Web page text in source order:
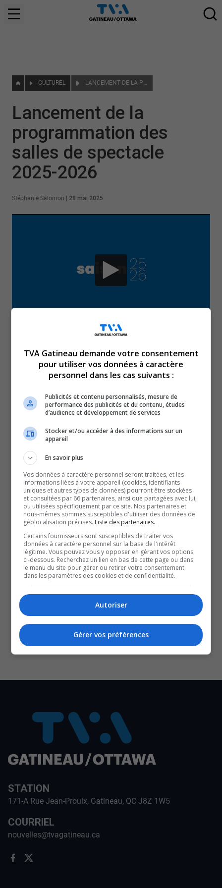
CULTUREL LANCEMENT DE LA PROGRAMMATION DES SALLES DE SPECTACLE 2025-2026
Lancement de la
programmation des
salles de spectacle
2025-2026
Stéphanie Salomon 28 mai 2025
lancement officiel de la programmation 2025-2026
des principales salles de spectacles de Gatineau. Le
La Basoche dévoilent une offre variée de plus de 60
spectacles, mêlant chanson, théâtre, conte,
musique du monde, folk, blues, art clownesque et
gigue contemporaine. Parmi les artistes en vedette,
une auteure-compositrice-interprète présentera un
confidences, tandis qu’un match d’improvisation en
gigue et une soirée spéciale soulignant les cinq ans
de l’albumHullviendront enrichir la saison. Une
promotion permet également de bénéficier d’un
rabais de 30 % sur les billets pour une durée limitée.
La programmation complète est à découvrir dès
maintenant en ligne, avec une mise en vente des
billets prévue dès 9 h le lendemain.
www.gatineau.ca/spectacles
SOUTENIR NOS MÉDIAS, C’EST PROTÉGER NOTRE
CULTURE ET NOTRE ÉCONOMIE
STATION
171-A Rue Jean-Proulx, Gatineau, QC J8Z 1W5
COURRIEL
nouvelles@tvagatineau.ca
TVA Gatineau demande votre consentement
pour utiliser vos données à caractère
personnel dans les cas suivants :
Publicités et contenu personnalisés, mesure de
performance des publicités et du contenu, études
d’audience et développement de services
Stocker et/ou accéder à des informations sur un
appareil
En savoir plus
Vos données à caractère personnel seront traitées, et les
informations liées à votre appareil (cookies, identifiants
uniques et autres types de données) pourront être stockées
et consultées par 66 partenaires, ainsi que partagées avec lui,
ou utilisées spécifiquement par ce site. Nos partenaires et
nous-mêmes sommes susceptibles d'utiliser des données de
géolocalisation précises. Liste des partenaires.
Certains fournisseurs sont susceptibles de traiter vos
données à caractère personnel sur la base de l'intérêt
légitime. Vous pouvez vous y opposer en gérant vos options
ci-dessous. Recherchez un lien en bas de cette page ou dans
le menu du site pour gérer ou retirer votre consentement
dans les paramètres des cookies et de confidentialité.
Autoriser
Gérer vos préférences